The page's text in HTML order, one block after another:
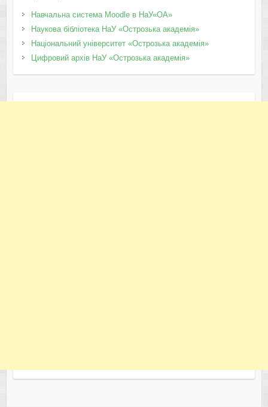
Навчальна система Moodle в НаУ«ОА»
Наукова бібліотека НаУ «Острозька академія»
Національний університет «Острозька академія»
Цифровий архів НаУ «Острозька академія»